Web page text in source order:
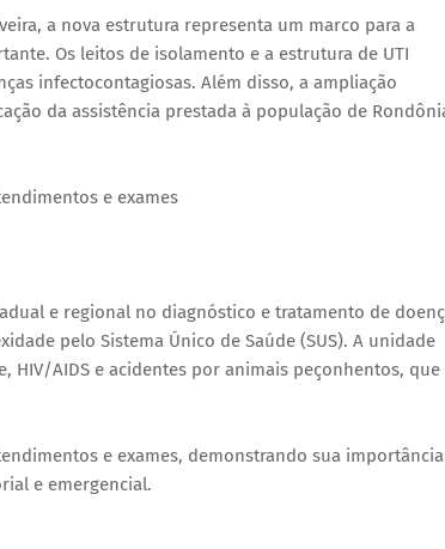
a nova estrutura representa um marco para a
Os leitos de isolamento e a estrutura de UTI
infectocontagiosas. Além disso, a ampliação
da assistência prestada à população de
e exames
e regional no diagnóstico e tratamento de
pelo Sistema Único de Saúde (SUS). A unidade
HIV/AIDS e acidentes por animais peçonhentos, que
e exames, demonstrando sua importância
e emergencial.